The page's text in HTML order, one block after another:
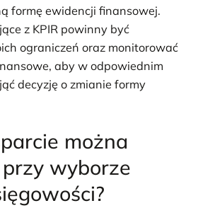
formę ewidencji finansowej.
z KPIR powinny być
ograniczeń oraz monitorować
aby w odpowiednim
decyzję o zmianie formy
można
wyborze